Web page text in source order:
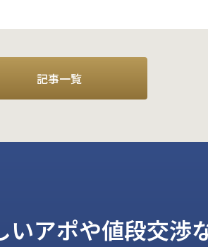
記事一覧
いアポや値段交渉